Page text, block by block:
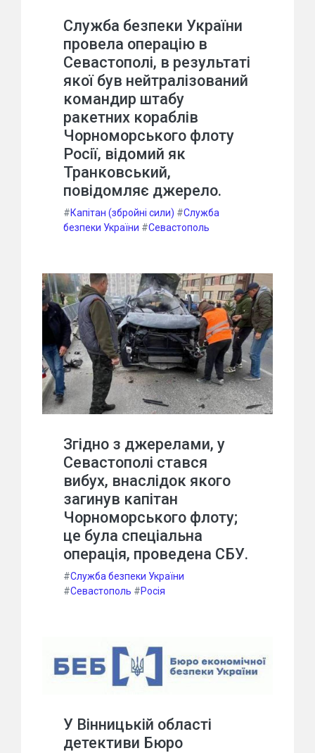
Служба безпеки України
провела операцію в
Севастополі, в результаті
якої був нейтралізований
командир штабу
ракетних кораблів
Чорноморського флоту
Росії, відомий як
Транковський,
повідомляє джерело.
#Капітан (збройні сили) #Служба
безпеки України #Севастополь
Згідно з джерелами, у
Севастополі стався
вибух, внаслідок якого
загинув капітан
Чорноморського флоту;
це була спеціальна
операція, проведена СБУ.
#Служба безпеки України
#Севастополь #Росія
У Вінницькій області
детективи Бюро